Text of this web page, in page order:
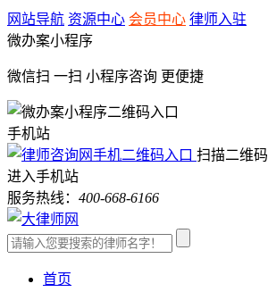
网站导航 资源中心 会员中心 律师入驻
微办案小程序
微信扫 一扫 小程序咨询 更便捷
手机站
扫描二维码
进入手机站
服务热线： 400-668-6166
首页